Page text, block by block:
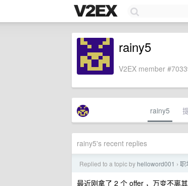
rainy5
V2EX member
rainy5
rainy5's recent replies
Replied to a topic by helloword001 › 职
最近刚拿了 2 个 offer ，万变不离